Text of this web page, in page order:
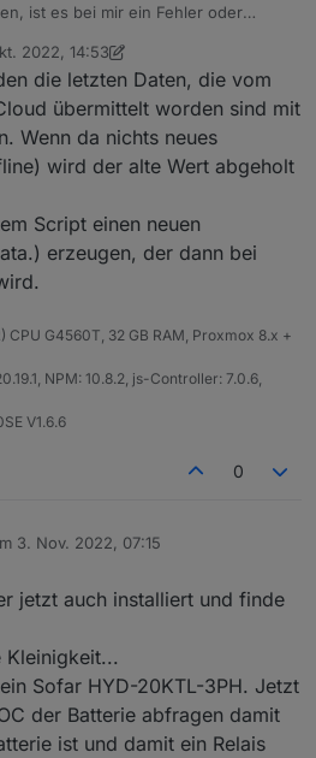
ist es bei mir ein Fehler oder
des WR auf dem letzten Wert?
ich dort 6W stehen, der WR ist
(ist ja nun auch dunkel, Nacht eben
im TopLevel ist allerdings 0W.
Influx loggen, hab nun aber ja
stehen, wie handhabt ihr das?
2022, 14:53
Rene55
die letzten Daten, die vom
übermittelt worden sind mit
Wenn da nichts neues
wird der alte Wert abgeholt
Script einen neuen
erzeugen, der dann bei
CPU G4560T, 32 GB RAM, Proxmox 8.x +
NPM: 10.8.2, js-Controller: 7.0.6,
V1.6.6
0
3. Nov. 2022, 07:15
von
jetzt auch installiert und finde
Kleinigkeit...
Sofar HYD-20KTL-3PH. Jetzt
der Batterie abfragen damit
ist und damit ein Relais